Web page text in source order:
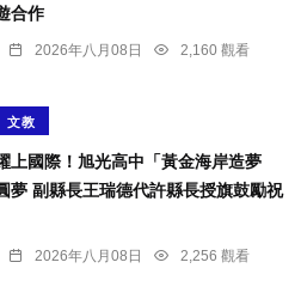
合作
2026年八月08日
2,160 觀看
文教
上國際！旭光高中「黃金海岸造夢
夢 副縣長王瑞德代許縣長授旗鼓勵祝
2026年八月08日
2,256 觀看